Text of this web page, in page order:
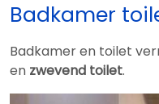
Badkamer
Badkamer en toilet
en zwevend toilet.